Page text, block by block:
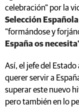
celebración" por la
Selección
"formándose y
España os
Así, el jefe del
querer servir a
superar este nuevo
pero también en lo